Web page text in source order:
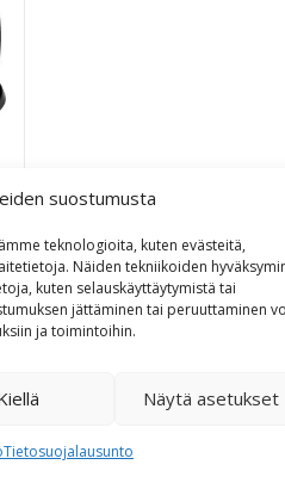
suostumusta
teknologioita, kuten evästeitä,
Näiden tekniikoiden
kuten selauskäyttäytymistä tai
jättäminen tai peruuttaminen
ja toimintoihin.
Näytä asetukset
Tietosuojalausunto